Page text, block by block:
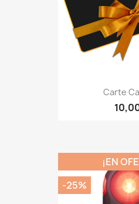
Carte
¡EN
-25%